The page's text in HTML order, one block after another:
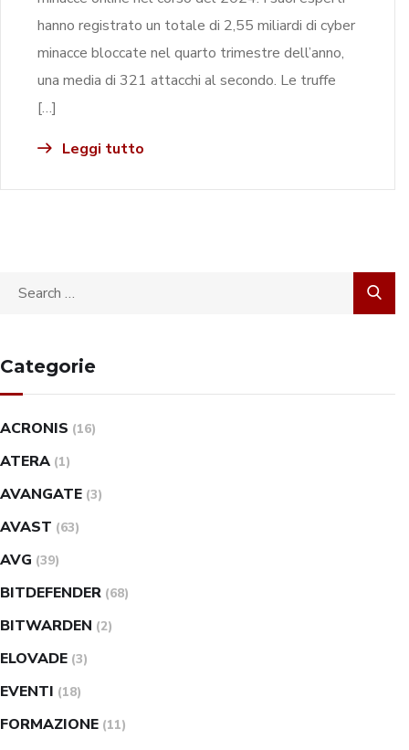
hanno registrato un totale di 2,55 miliardi di cyber
minacce bloccate nel quarto trimestre dell’anno,
una media di 321 attacchi al secondo. Le truffe
[…]
Leggi tutto
Categorie
ACRONIS (16)
ATERA (1)
AVANGATE (3)
AVAST (63)
AVG (39)
BITDEFENDER (68)
BITWARDEN (2)
ELOVADE (3)
EVENTI (18)
FORMAZIONE (11)